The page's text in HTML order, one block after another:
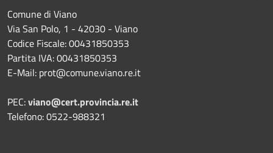
Comune di Viano
Via San Polo, 1 - 42030 - Viano
Codice Fiscale: 00431850353
Partita IVA: 00431850353
E-Mail: prot@comune.viano.re.it
PEC:viano@cert.provincia.re.it
Telefono: 0522-988321